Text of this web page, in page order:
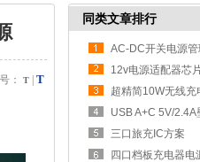
： T T
同类文章排行
AC-DC开关电源
12v电源适配器芯
超精简10W无线充
USB A+C 5V/
三口旅充IC方案
四口档板充电器电